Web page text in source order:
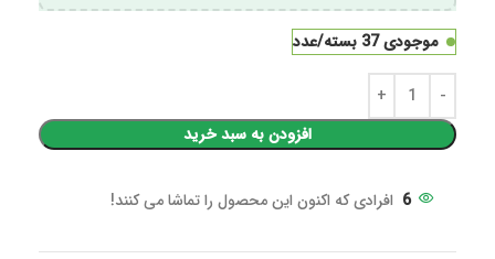
موجودی 37 بسته/عدد
افزودن به سبد خرید
6 افرادی که اکنون این محصول را تماشا می کنند!